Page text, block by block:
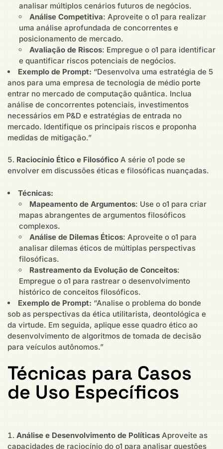
analisar múltiplos cenários futuros de negócios.
Análise Competitiva: Aproveite o o1 para realizar
uma análise aprofundada de concorrentes e
posicionamento de mercado.
Avaliação de Riscos: Empregue o o1 para identificar
e quantificar riscos potenciais de negócios.
Exemplo de Prompt: “Desenvolva uma estratégia de 5
anos para uma empresa de tecnologia de médio porte
entrar no mercado de computação quântica. Inclua
análise de concorrentes potenciais, investimentos
necessários em P&D e estratégias de entrada no
mercado. Identifique os principais riscos e proponha
medidas de mitigação.”
Raciocínio Ético e Filosófico A série o1 pode se
envolver em discussões éticas e filosóficas nuançadas.
Técnicas:
Mapeamento de Argumentos: Use o o1 para criar
mapas abrangentes de argumentos filosóficos
complexos.
Análise de Dilemas Éticos: Aproveite o o1 para
analisar dilemas éticos de múltiplas perspectivas
filosóficas.
Rastreamento da Evolução de Conceitos:
Empregue o o1 para rastrear o desenvolvimento
histórico de conceitos filosóficos.
Exemplo de Prompt: “Analise o problema do bonde
sob as perspectivas da ética utilitarista, deontológica e
da virtude. Em seguida, aplique esse quadro ético ao
desenvolvimento de algoritmos de tomada de decisão
para veículos autônomos.”
Técnicas para Casos
de Uso Específicos
Análise e Desenvolvimento de Políticas Aproveite as
capacidades de raciocínio do o1 para analisar questões